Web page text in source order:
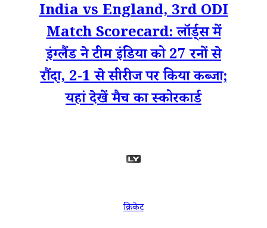
India vs England, 3rd ODI
Match Scorecard: लॉर्ड्स में
इंग्लैंड ने टीम इंडिया को 27 रनों से
रौंदा, 2-1 से सीरीज पर किया कब्जा;
यहां देखें मैच का स्कोरकार्ड
क्रिकेट